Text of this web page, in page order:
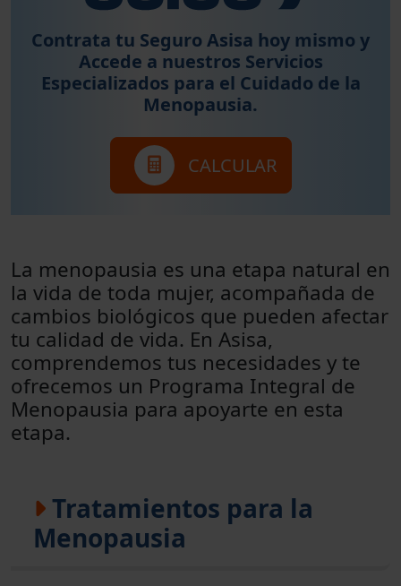
Contrata tu Seguro Asisa hoy mismo y
Accede a nuestros Servicios
Especializados para el Cuidado de la
Menopausia.
CALCULAR
La menopausia es una etapa natural en
la vida de toda mujer, acompañada de
cambios biológicos que pueden afectar
tu calidad de vida. En Asisa,
comprendemos tus necesidades y te
ofrecemos un Programa Integral de
Menopausia para apoyarte en esta
etapa.
Tratamientos para la
Menopausia